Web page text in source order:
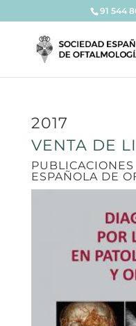
91 544
2017
VENTA DE
ESPAÑOLA DE